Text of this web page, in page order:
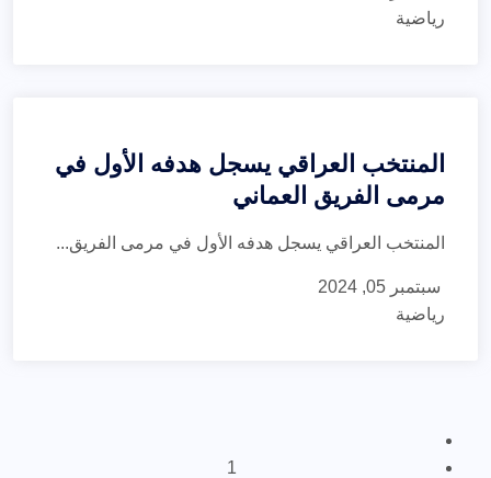
رياضية
المنتخب العراقي يسجل هدفه الأول في
مرمى الفريق العماني
المنتخب العراقي يسجل هدفه الأول في مرمى الفريق...
سبتمبر 05, 2024
رياضية
1